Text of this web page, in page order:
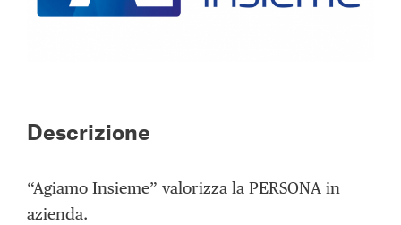
Descrizione
“Agiamo Insieme” valorizza la PERSONA in
azienda.